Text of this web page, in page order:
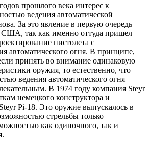
прошлого века интерес к
ведения автоматической
За это явление в первую очередь
США, так как именно оттуда пришел
пистолета с
автоматического огня. В принципе,
принять во внимание одинаковую
оружия, то естественно, что
ведения автоматического огня
В 1974 году компания Steyr
немецкого конструктора и
Pi-18. Это оружие выпускалось в
стрельбы только
как одиночного, так и